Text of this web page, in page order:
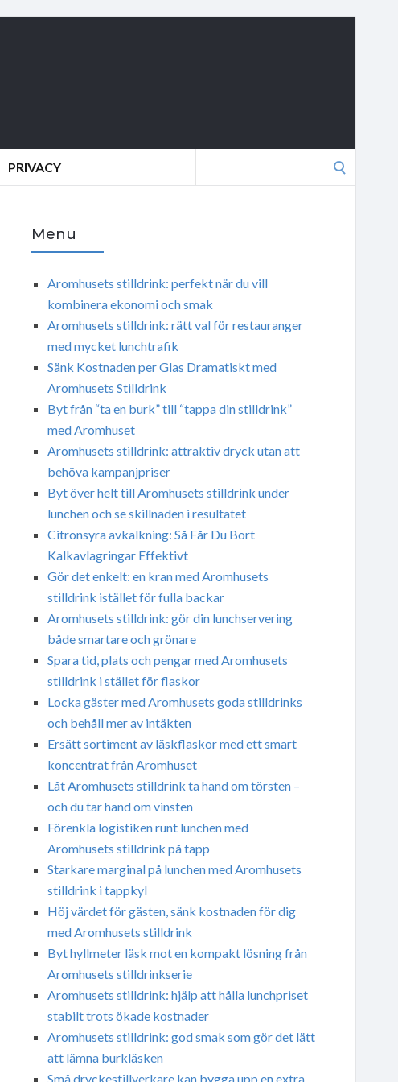
PRIVACY
Menu
Aromhusets stilldrink: perfekt när du vill
kombinera ekonomi och smak
Aromhusets stilldrink: rätt val för restauranger
med mycket lunchtrafik
Sänk Kostnaden per Glas Dramatiskt med
Aromhusets Stilldrink
Byt från “ta en burk” till “tappa din stilldrink”
med Aromhuset
Aromhusets stilldrink: attraktiv dryck utan att
behöva kampanjpriser
Byt över helt till Aromhusets stilldrink under
lunchen och se skillnaden i resultatet
Citronsyra avkalkning: Så Får Du Bort
Kalkavlagringar Effektivt
Gör det enkelt: en kran med Aromhusets
stilldrink istället för fulla backar
Aromhusets stilldrink: gör din lunchservering
både smartare och grönare
Spara tid, plats och pengar med Aromhusets
stilldrink i stället för flaskor
Locka gäster med Aromhusets goda stilldrinks
och behåll mer av intäkten
Ersätt sortiment av läskflaskor med ett smart
koncentrat från Aromhuset
Låt Aromhusets stilldrink ta hand om törsten –
och du tar hand om vinsten
Förenkla logistiken runt lunchen med
Aromhusets stilldrink på tapp
Starkare marginal på lunchen med Aromhusets
stilldrink i tappkyl
Höj värdet för gästen, sänk kostnaden för dig
med Aromhusets stilldrink
Byt hyllmeter läsk mot en kompakt lösning från
Aromhusets stilldrinkserie
Aromhusets stilldrink: hjälp att hålla lunchpriset
stabilt trots ökade kostnader
Aromhusets stilldrink: god smak som gör det lätt
att lämna burkläsken
Små dryckestillverkare kan bygga upp en extra